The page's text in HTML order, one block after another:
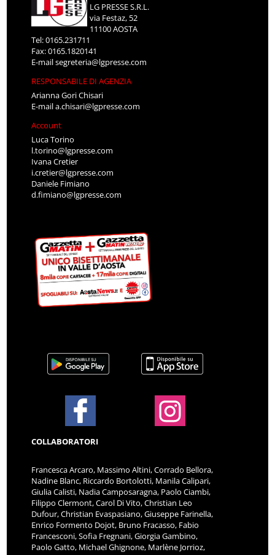
LG PRESSE S.R.L.
via Festaz, 52
11100 AOSTA
Tel: 0165.231711
Fax: 0165.1820141
E-mailsegreteria@lgpresse.com
RESPONSABILE DI AGENZIA
Arianna Gori Chisari
E-maila.chisari@lgpresse.com
Account
Luca Torino
l.torino@lgpresse.com
Ivana Cretier
i.cretier@lgpresse.com
Daniele Fimiano
d.fimiano@lgpresse.com
COLLABORATORI
Francesca Arcaro, Massimo Altini, Corrado Bellora,
Nadine Blanc, Riccardo Bortolotti, Manila Calipari,
Giulia Calisti, Nadia Camposaragna, Paolo Ciambi,
Filippo Clermont, Carol Di Vito, Christian Leo
Dufour, Christian Evaspasiano, Giuseppe Farinella,
Enrico Formento Dojot, Bruno Fracasso, Fabio
Francesconi, Sofia Fregnani, Giorgia Gambino,
Paolo Gatto, Michael Ghignone, Marlène Jorrioz,